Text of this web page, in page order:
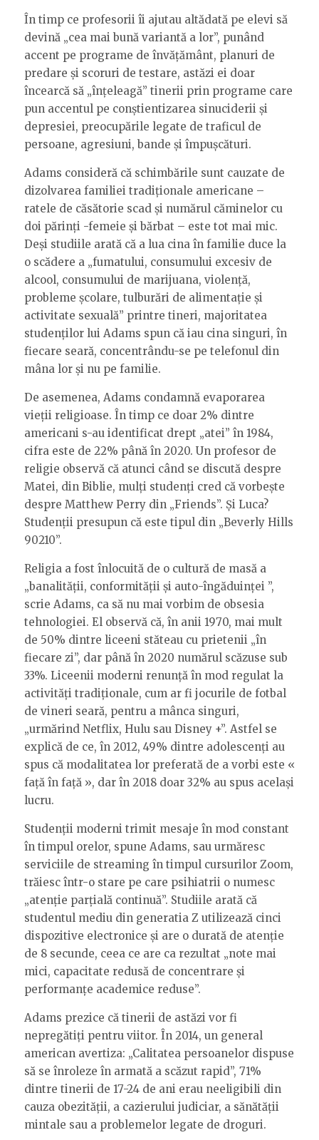
În timp ce profesorii îi ajutau altădată pe elevi să
devină „cea mai bună variantă a lor”, punând
accent pe programe de învățământ, planuri de
predare și scoruri de testare, astăzi ei doar
încearcă să „înțeleagă” tinerii prin programe care
pun accentul pe conștientizarea sinuciderii și
depresiei, preocupările legate de traficul de
persoane, agresiuni, bande și împușcături.
Adams consideră că schimbările sunt cauzate de
dizolvarea familiei tradiționale americane –
ratele de căsătorie scad și numărul căminelor cu
doi părinți -femeie și bărbat – este tot mai mic.
Deși studiile arată că a lua cina în familie duce la
o scădere a „fumatului, consumului excesiv de
alcool, consumului de marijuana, violență,
probleme școlare, tulburări de alimentație și
activitate sexuală” printre tineri, majoritatea
studenților lui Adams spun că iau cina singuri, în
fiecare seară, concentrându-se pe telefonul din
mâna lor și nu pe familie.
De asemenea, Adams condamnă evaporarea
vieții religioase. În timp ce doar 2% dintre
americani s-au identificat drept „atei” în 1984,
cifra este de 22% până în 2020. Un profesor de
religie observă că atunci când se discută despre
Matei, din Biblie, mulți studenți cred că vorbește
despre Matthew Perry din „Friends”. Și Luca?
Studenții presupun că este tipul din „Beverly Hills
90210”.
Religia a fost înlocuită de o cultură de masă a
„banalității, conformității și auto-îngăduinței ”,
scrie Adams, ca să nu mai vorbim de obsesia
tehnologiei. El observă că, în anii 1970, mai mult
de 50% dintre liceeni stăteau cu prietenii „în
fiecare zi”, dar până în 2020 numărul scăzuse sub
33%. Liceenii moderni renunță în mod regulat la
activități tradiționale, cum ar fi jocurile de fotbal
de vineri seară, pentru a mânca singuri,
„urmărind Netflix, Hulu sau Disney +”. Astfel se
explică de ce, în 2012, 49% dintre adolescenți au
spus că modalitatea lor preferată de a vorbi este «
față în față », dar în 2018 doar 32% au spus același
lucru.
Studenții moderni trimit mesaje în mod constant
în timpul orelor, spune Adams, sau urmăresc
serviciile de streaming în timpul cursurilor Zoom,
trăiesc într-o stare pe care psihiatrii o numesc
„atenție parțială continuă”. Studiile arată că
studentul mediu din generatia Z utilizează cinci
dispozitive electronice și are o durată de atenție
de 8 secunde, ceea ce are ca rezultat „note mai
mici, capacitate redusă de concentrare și
performanțe academice reduse”.
Adams prezice că tinerii de astăzi vor fi
nepregătiți pentru viitor. În 2014, un general
american avertiza: „Calitatea persoanelor dispuse
să se înroleze în armată a scăzut rapid”, 71%
dintre tinerii de 17-24 de ani erau neeligibili din
cauza obezității, a cazierului judiciar, a sănătății
mintale sau a problemelor legate de droguri.